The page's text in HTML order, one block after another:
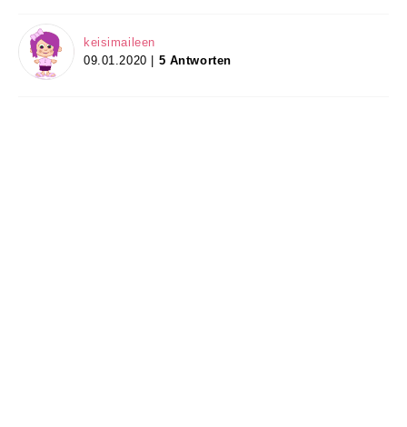
keisimaileen
09.01.2020 | 5 Antworten
Service
AGB & Impressum